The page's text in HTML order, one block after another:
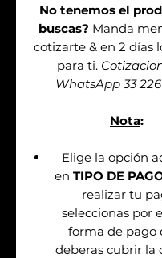
No tenemos el
buscas? Manda
cotizarte & en 2 días
para ti.
WhatsApp 33
Nota:
Elige la opción
en TIPO DE
realizar tu
seleccionas por
forma de pago
deberas cubrir la